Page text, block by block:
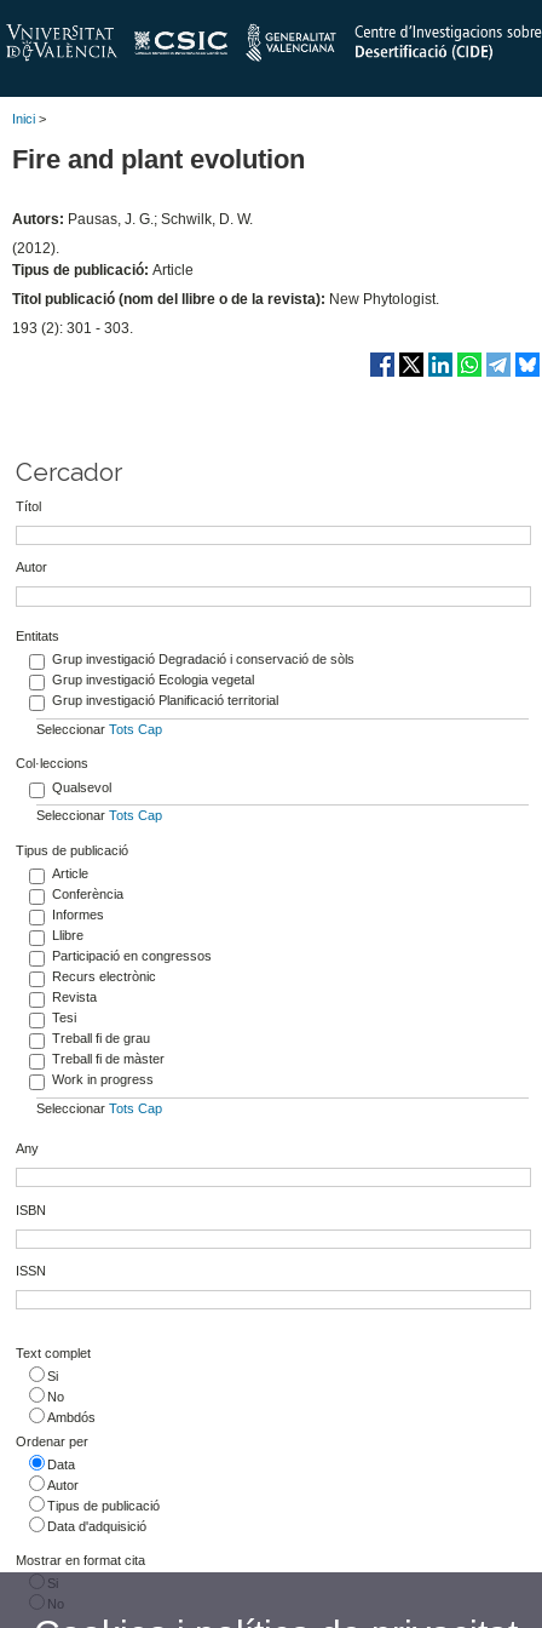
Inici >
Fire and plant evolution
Autors: Pausas, J. G.; Schwilk, D. W.
(2012).
Tipus de publicació: Article
Titol publicació (nom del llibre o de la revista): New Phytologist.
193 (2): 301 - 303.
Cercador
Títol
Autor
Entitats
Grup investigació Degradació i conservació de sòls
Grup investigació Ecologia vegetal
Grup investigació Planificació territorial
Seleccionar Tots Cap
Col·leccions
Qualsevol
Seleccionar Tots Cap
Tipus de publicació
Article
Conferència
Informes
Llibre
Participació en congressos
Recurs electrònic
Revista
Tesi
Treball fi de grau
Treball fi de màster
Work in progress
Seleccionar Tots Cap
Any
ISBN
ISSN
Text complet
Si
No
Ambdós
Ordenar per
Data
Autor
Tipus de publicació
Data d'adquisició
Mostrar en format cita
Si
No